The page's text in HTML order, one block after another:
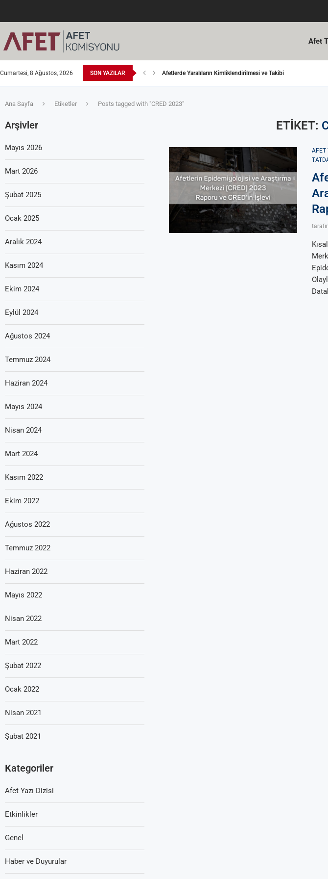
Afet
Cumartesi, 8 Ağustos, 2026 SON YAZILAR Afetlerde Yaralıların Kimliklendirilmesi ve Takibi
Ana Sayfa Etiketler Posts tagged with "CRED 2023"
ETIKET:
AFET
Arşivler
Mayıs 2026
Mart 2026
Şubat 2025
Ocak 2025
Aralık 2024
Kasım 2024
Ekim 2024
Eylül 2024
Ağustos 2024
Temmuz 2024
Haziran 2024
Mayıs 2024
Nisan 2024
Mart 2024
Kasım 2022
Ekim 2022
Ağustos 2022
Temmuz 2022
Haziran 2022
Mayıs 2022
Nisan 2022
Mart 2022
Şubat 2022
Ocak 2022
Nisan 2021
Şubat 2021
Kategoriler
Afet Yazı Dizisi
Etkinlikler
Genel
Haber ve Duyurular